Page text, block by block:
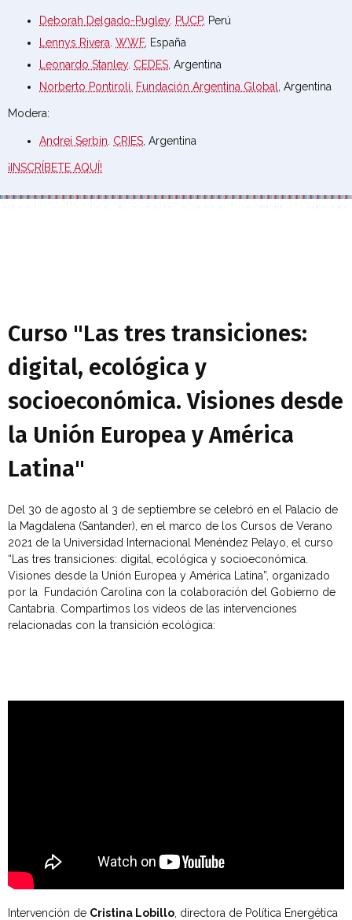
Deborah Delgado-Pugley. PUCP, Perú
Lennys Rivera. WWF, España
Leonardo Stanley. CEDES, Argentina
Norberto Pontiroli. Fundación Argentina Global, Argentina
Modera:
Andrei Serbin. CRIES, Argentina
¡INSCRÍBETE AQUÍ!
Curso "Las tres transiciones:
digital, ecológica y
socioeconómica. Visiones desde
la Unión Europea y América
Latina"
Del 30 de agosto al 3 de septiembre se celebró en el Palacio de
la Magdalena (Santander), en el marco de los Cursos de Verano
2021 de la Universidad Internacional Menéndez Pelayo, el curso
“Las tres transiciones: digital, ecológica y socioeconómica.
Visiones desde la Unión Europea y América Latina”, organizado
por la Fundación Carolina con la colaboración del Gobierno de
Cantabria. Compartimos los videos de las intervenciones
relacionadas con la transición ecológica:
Intervención de Cristina Lobillo, directora de Política Energética